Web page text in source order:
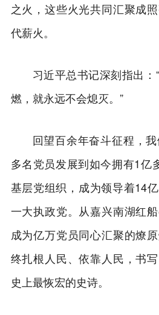
之火，这些火光共同汇聚成
代薪火。
习近平总书记深刻指出
燃，就永远不会熄灭。”
回望百余年奋斗征程，
多名党员发展到如今拥有1亿
基层党组织，成为领导着14
一大执政党。从嘉兴南湖红
成为亿万党员同心汇聚的燎
终扎根人民、依靠人民，书
史上最恢宏的史诗。